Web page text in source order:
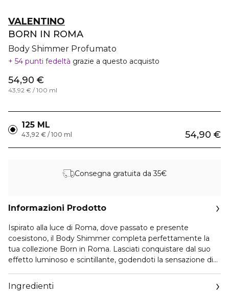
VALENTINO
BORN IN ROMA
Body Shimmer Profumato
54 punti fedeltà grazie a questo acquisto
54,90 €
43,92 € / 100 ml
125 ML
54,90 €
43,92 € / 100 ml
Consegna gratuita da 35€
Informazioni Prodotto
Ispirato alla luce di Roma, dove passato e presente
coesistono, il Body Shimmer completa perfettamente la
tua collezione Born in Roma. Lasciati conquistare dal suo
effetto luminoso e scintillante, godendoti la sensazione di
La sua formula Roma-Light Complex™, arricchita di perle
micronizzate, riflette la luce creando un effetto shimmer
Ingredienti